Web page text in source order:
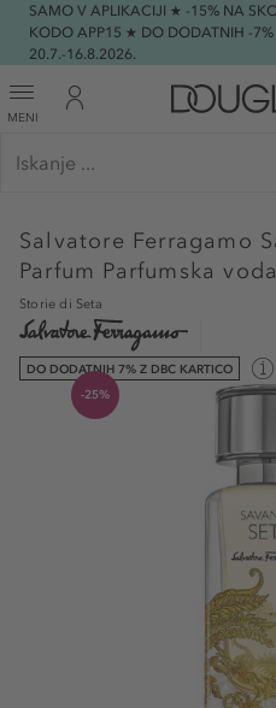
SAMO V APLIKACIJI ★ -15% NA
KODO APP15 ★ DO DODATNIH -
20.7.-16.8.2026.
MENI
Salvatore Ferragamo
Parfum Parfumska voda
Storie di Seta
DO DODATNIH 7% Z DBC KARTICO
-25%